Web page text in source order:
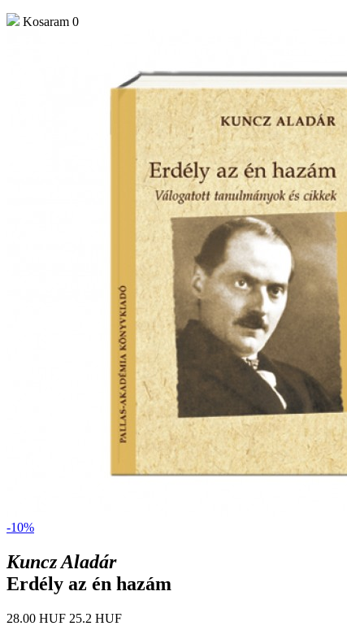
Kosaram 0
-10%
Kuncz Aladár
Erdély az én hazám
28.00 HUF 25.2 HUF